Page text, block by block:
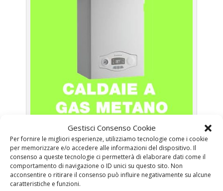
Gestisci Consenso Cookie
Per fornire le migliori esperienze, utilizziamo tecnologie come i cookie
per memorizzare e/o accedere alle informazioni del dispositivo. Il
consenso a queste tecnologie ci permetterà di elaborare dati come il
comportamento di navigazione o ID unici su questo sito. Non
acconsentire o ritirare il consenso può influire negativamente su alcune
caratteristiche e funzioni.
Caldaie Beretta Piazza Di Spagna Roma – Caldaie a Gas
Metano Roma
Prima AccensioneCaldaia Gas Metano Beretta
Piazza Di Spagna Roma
AssistenzaCaldaia Gas Metano Beretta Piazza Di